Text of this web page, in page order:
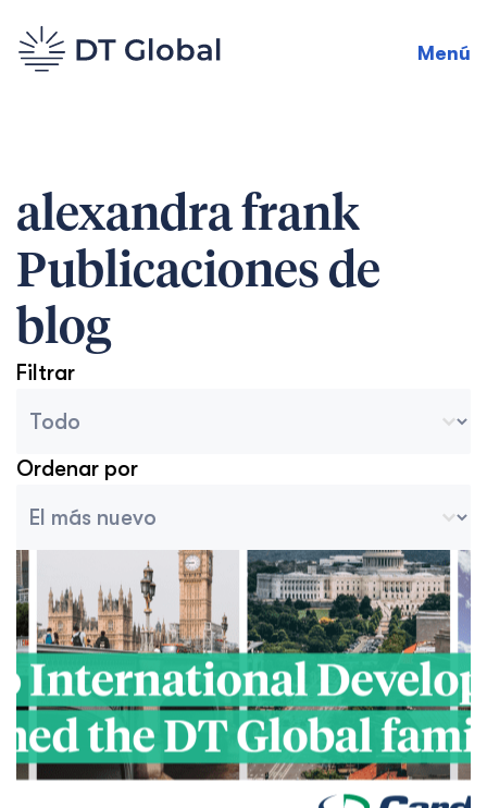
Menú
alexandra frank
Publicaciones de
blog
Filtrar
Ordenar por